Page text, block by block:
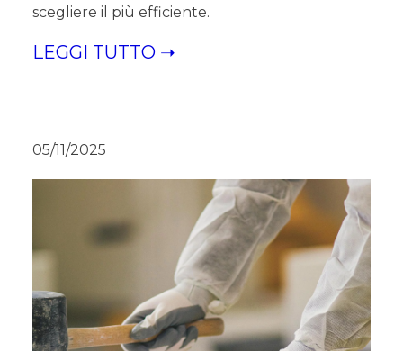
scegliere il più efficiente.
LEGGI TUTTO ➝
05/11/2025